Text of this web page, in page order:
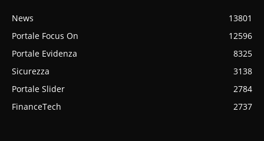
News
13801
Portale Focus On
12596
Portale Evidenza
8325
Sicurezza
3138
Portale Slider
2784
FinanceTech
2737